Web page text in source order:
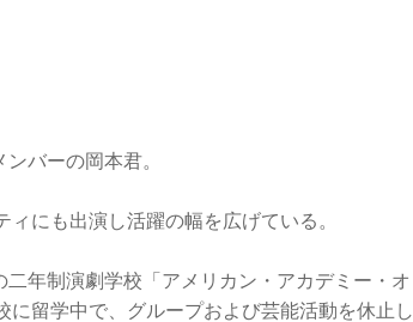
バーの岡本君。
にも出演し活躍の幅を広げている。
年制演劇学校「アメリカン・アカデミー・オ
留学中で、グループおよび芸能活動を休止し